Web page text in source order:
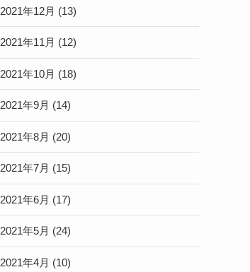
2021年12月 (13)
2021年11月 (12)
2021年10月 (18)
2021年9月 (14)
2021年8月 (20)
2021年7月 (15)
2021年6月 (17)
2021年5月 (24)
2021年4月 (10)